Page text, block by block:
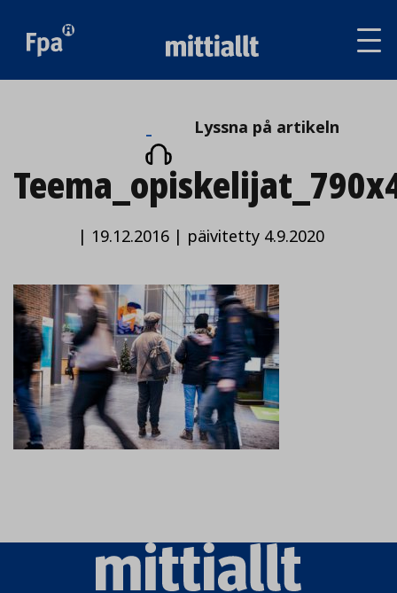
Lyssna
på
artikeln
Lyssna på artikeln
| 19.12.2016| päivitetty 4.9.2020
Mittiallt